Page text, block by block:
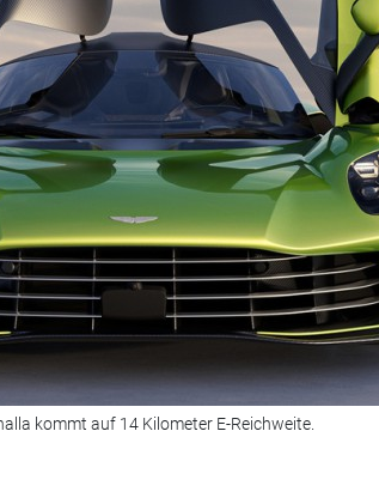
kommt auf 14 Kilometer E-Reichweite.